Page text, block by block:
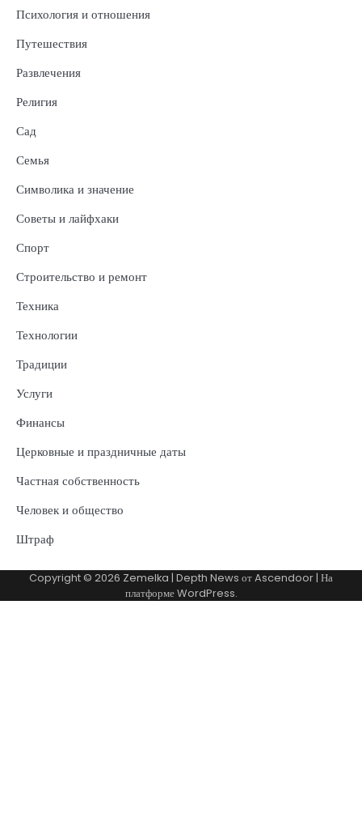
Психология и отношения
Путешествия
Развлечения
Религия
Сад
Семья
Символика и значение
Советы и лайфхаки
Спорт
Строительство и ремонт
Техника
Технологии
Традиции
Услуги
Финансы
Церковные и праздничные даты
Частная собственность
Человек и общество
Штраф
Copyright © 2026 Zemelka | Depth News отAscendoor| На
платформеWordPress.